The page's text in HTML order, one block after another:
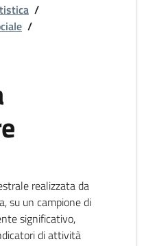
/
/
realizzata da
su un campione di
significativo,
di attività